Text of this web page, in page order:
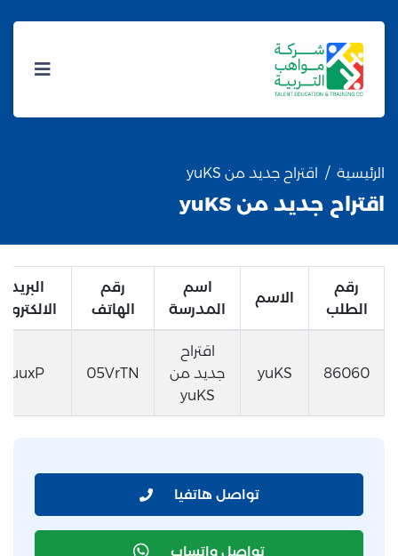
الرئيسية اقتراح جديد من yuKS
اقتراح جديد من yuKS
رقم
الطلب
الاسم
اسم
المدرسة
رقم
الهاتف
البريد
86060
yuKS
اقتراح
جديد من
yuKS
05VrTN
uuxP
تواصل هاتفيا
تواصل واتساب